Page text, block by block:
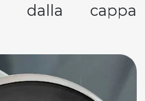
dalla cappa